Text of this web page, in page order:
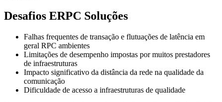
Desafios ERPC Soluções
Falhas frequentes de transação e flutuações de latência em
geral RPC ambientes
Limitações de desempenho impostas por muitos prestadores
de infraestruturas
Impacto significativo da distância da rede na qualidade da
comunicação
Dificuldade de acesso a infraestruturas de qualidade